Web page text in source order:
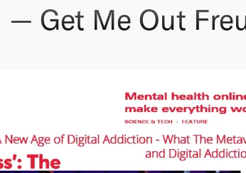
Get Me Out